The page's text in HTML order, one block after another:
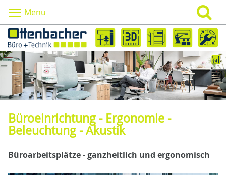
Menu
Büroeinrichtung - Ergonomie -
Beleuchtung - Akustik
Büroarbeitsplätze - ganzheitlich und ergonomisch